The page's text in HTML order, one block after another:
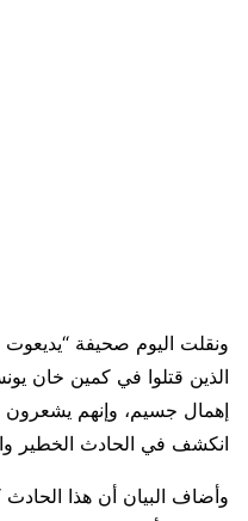
ونقلت اليوم صحيفة “يديعوت
الذين قتلوا في كمين خان
إهمال جسيم، وإنهم يشعرون
انكشف في الحادث الخطير
وأضاف البيان أن هذا